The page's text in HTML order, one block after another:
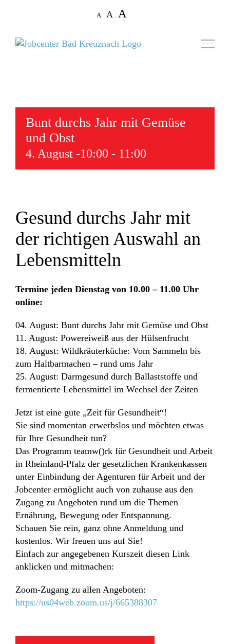
A
Decrease
font
A Reset
A
size.
Bunt durchs Jahr mit Gemüse
und Obst
4. August -10:00 - 11:00
Gesund durchs Jahr mit
der richtigen Auswahl an
Lebensmitteln
Termine jeden Dienstag von 10.00 – 11.00 Uhr
online:
04. August: Bunt durchs Jahr mit Gemüse und Obst
11. August: Powereiweiß aus der Hülsenfrucht
18. August: Wildkräuterküche: Vom Sammeln bis
zum Haltbarmachen – rund ums Jahr
25. August: Darmgesund durch Ballaststoffe und
fermentierte Lebensmittel im Wechsel der Zeiten
Jetzt ist eine gute „Zeit für Gesundheit“!
Sie sind momentan erwerbslos und möchten etwas
für Ihre Gesundheit tun?
Das Programm teamw()rk für Gesundheit und Arbeit
in Rheinland-Pfalz der gesetzlichen Krankenkassen
unter Einbindung der Agenturen für Arbeit und der
Jobcenter ermöglicht auch von zuhause aus den
Zugang zu Angeboten rund um die Themen
Ernährung, Bewegung oder Entspannung.
Schauen Sie rein, ganz ohne Anmeldung und
kostenlos. Wir freuen uns auf Sie!
Einfach zur angegebenen Kurszeit diesen Link
anklicken und mitmachen:
Zoom-Zugang zu allen Angeboten:
https://us04web.zoom.us/j/665388307